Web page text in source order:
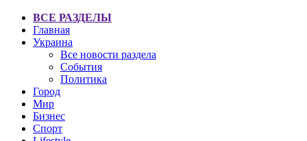
ВСЕ РАЗДЕЛЫ
Главная
Украина
Все новости раздела
События
Политика
Город
Мир
Бизнес
Спорт